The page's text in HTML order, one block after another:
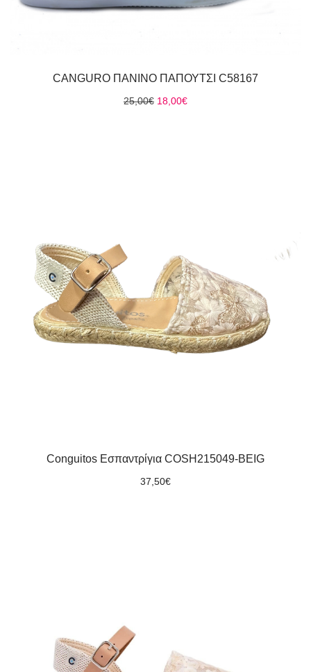
CANGURO ΠΑΝΙΝΟ ΠΑΠΟΥΤΣΙ C58167
25,00€ Original
18,00€Η
Conguitos Εσπαντρίγια COSH215049-BEIG
37,50€